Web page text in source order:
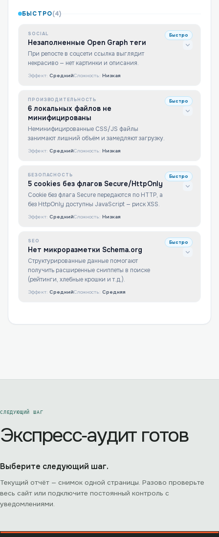
БЫСТРО(4)
SOCIAL
Незаполненные Open Graph теги
При репосте в соцсети ссылка выглядит
некрасиво — нет картинки и описания.
Быстро
Эффект: СреднийСложность: Низкая
ПРОИЗВОДИТЕЛЬНОСТЬ
6 локальных файлов не
минифицированы
Неминифицированные CSS/JS файлы
занимают лишний объём и замедляют загрузку.
Быстро
Эффект: СреднийСложность: Низкая
БЕЗОПАСНОСТЬ
5 cookies без флагов Secure/HttpOnly
Cookie без флага Secure передаются по HTTP, а
без HttpOnly доступны JavaScript — риск XSS.
Быстро
Эффект: СреднийСложность: Низкая
SEO
Нет микроразметки Schema.org
Структурированные данные помогают
получить расширенные сниппеты в поиске
(рейтинги, хлебные крошки и т.д.).
Быстро
Эффект: СреднийСложность: Средняя
СЛЕДУЮЩИЙ ШАГ
Экспресс‑аудит готов
Выберите следующий шаг.
Текущий отчёт — снимок одной страницы. Разово проверьте
весь сайт или подключите постоянный контроль с
уведомлениями.